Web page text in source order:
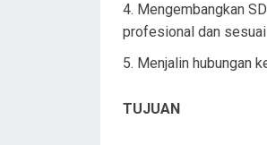
Mengembangkan
profesional dan sesuai
Menjalin hubungan
TUJUAN